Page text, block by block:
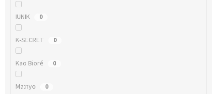
IUNIK 0
K-SECRET 0
Kao Bioré 0
Ma:nyo 0